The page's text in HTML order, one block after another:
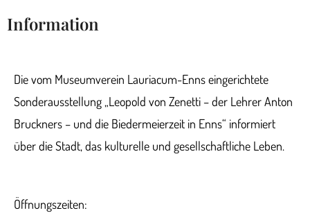
Information
Die vom Museumverein Lauriacum-Enns eingerichtete
Sonderausstellung „Leopold von Zenetti – der Lehrer Anton
Bruckners – und die Biedermeierzeit in Enns“ informiert
über die Stadt, das kulturelle und gesellschaftliche Leben.
Öffnungszeiten: